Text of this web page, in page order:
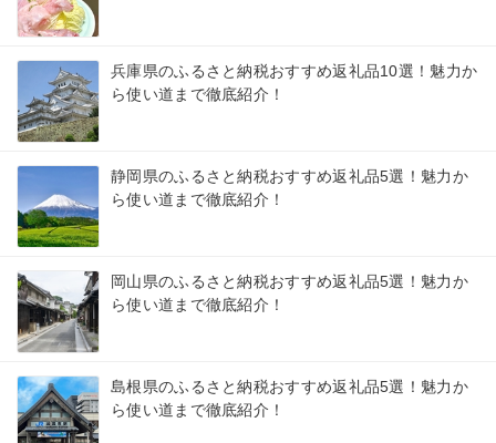
兵庫県のふるさと納税おすすめ返礼品10選！魅力か
ら使い道まで徹底紹介！
静岡県のふるさと納税おすすめ返礼品5選！魅力か
ら使い道まで徹底紹介！
岡山県のふるさと納税おすすめ返礼品5選！魅力か
ら使い道まで徹底紹介！
島根県のふるさと納税おすすめ返礼品5選！魅力か
ら使い道まで徹底紹介！